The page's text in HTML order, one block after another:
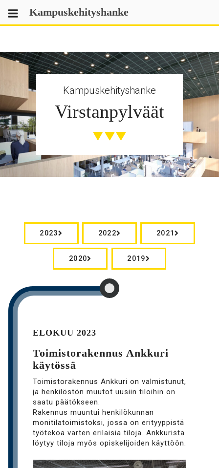
Skip
to
content
Kampuskehityshanke
Kampuskehityshanke
Virstanpylväät
2023 2022 2021
2020 2019
ELOKUU 2023
Toimistorakennus Ankkuri
käytössä
Toimistorakennus Ankkuri on valmistunut,
ja henkilöstön muutot uusiin tiloihin on
saatu päätökseen.
Rakennus muuntui henkilökunnan
monitilatoimistoksi, jossa on erityyppistä
työtekoa varten erilaisia tiloja. Ankkurista
löytyy tiloja myös opiskelijoiden käyttöön.